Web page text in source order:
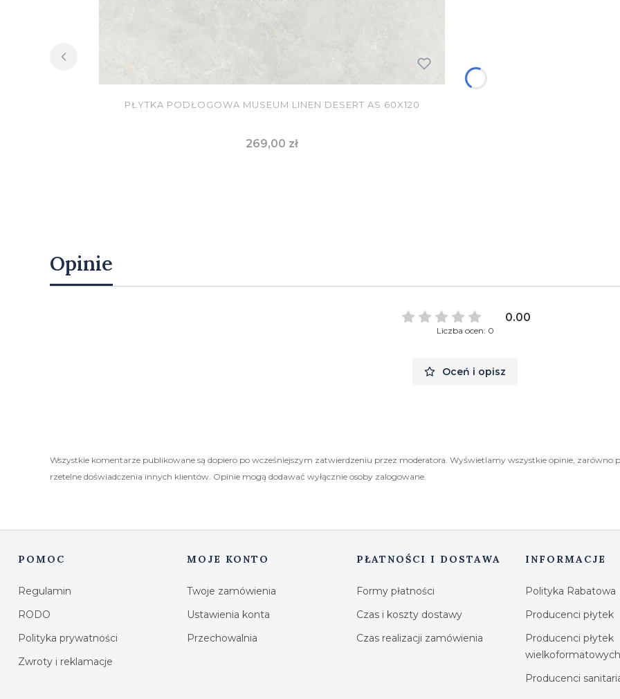
PŁYTKA PODŁOGOWA MUSEUM LINEN DESERT AS 60X120
Cena
269,00 zł
Opinie
0.00
Liczba ocen: 0
Oceń i opisz
Wszystkie komentarze publikowane są dopiero po wcześniejszym zatwierdzeniu przez moderatora. Wyświetlamy wszystkie opinie,
rzetelne doświadczenia innych klientów. Opinie mogą dodawać wyłącznie osoby zalogowane.
Linki w stopce
POMOC
Regulamin
RODO
Polityka prywatności
Zwroty i reklamacje
MOJE KONTO
Twoje zamówienia
Ustawienia konta
Przechowalnia
PŁATNOŚCI I DOSTAWA
Formy płatności
Czas i koszty dostawy
Czas realizacji zamówienia
INFORMACJE
Polityka Rabatowa
Producenci płytek
Producenci płytek
Producenci